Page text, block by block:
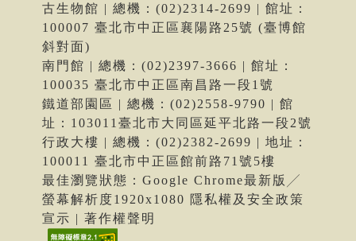
古生物館 | 總機：(02)2314-2699 | 館址：
100007 臺北市中正區襄陽路25號 (臺博館
斜對面)
南門館 | 總機：(02)2397-3666 | 館址：
100035 臺北市中正區南昌路一段1號
鐵道部園區 | 總機：(02)2558-9790 | 館
址：103011臺北市大同區延平北路一段2號
行政大樓 | 總機：(02)2382-2699 | 地址：
100011 臺北市中正區館前路71號5樓
最佳瀏覽狀態：Google Chrome最新版╱
螢幕解析度1920x1080 隱私權及安全政策
宣示 | 著作權聲明